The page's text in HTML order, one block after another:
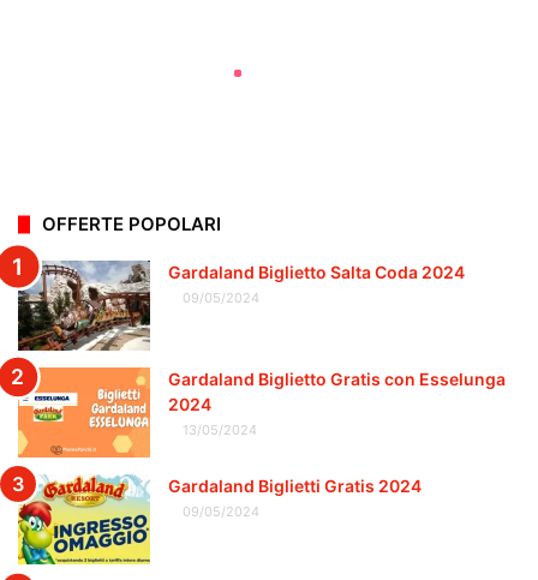
OFFERTE POPOLARI
Gardaland Biglietto Salta Coda 2024
09/05/2024
Gardaland Biglietto Gratis con Esselunga
2024
13/05/2024
Gardaland Biglietti Gratis 2024
09/05/2024